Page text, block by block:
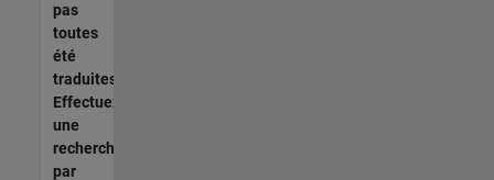
pas
toutes
été
traduites.
Effectuez
une
recherche
par